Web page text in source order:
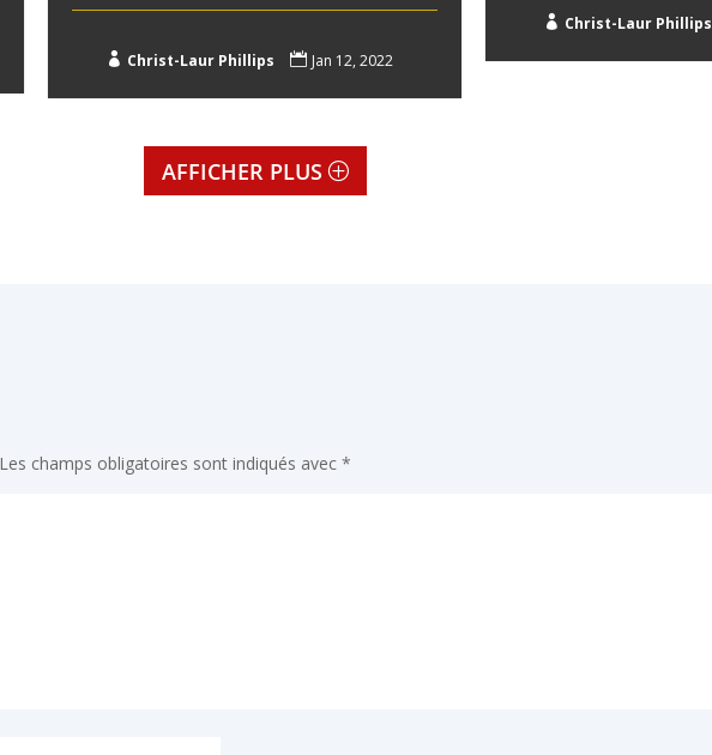
 Christ-Laur Phillips
 Christ-Laur Phillips  Jan 12, 2022
AFFICHER PLUS
Les champs obligatoires sont indiqués avec*